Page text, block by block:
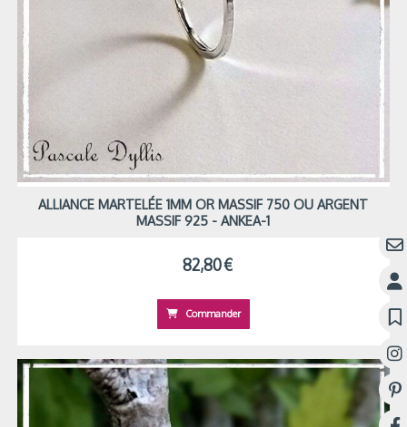
ALLIANCE MARTELÉE 1MM OR MASSIF 750 OU ARGENT
MASSIF 925 - ANKEA-1
82,80€
Commander